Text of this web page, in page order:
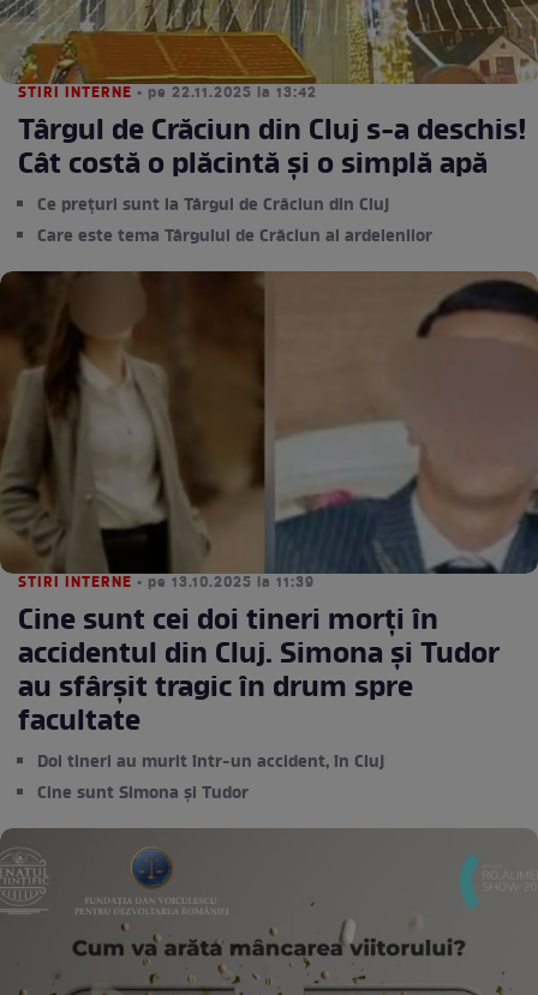
STIRI INTERNE • pe 22.11.2025 la 13:42
Târgul de Crăciun din Cluj s-a deschis!
Cât costă o plăcintă și o simplă apă
Ce prețuri sunt la Târgul de Crăciun din Cluj
Care este tema Târgului de Crăciun al ardelenilor
STIRI INTERNE • pe 13.10.2025 la 11:39
Cine sunt cei doi tineri morți în
accidentul din Cluj. Simona și Tudor
au sfârșit tragic în drum spre
facultate
Doi tineri au murit într-un accident, în Cluj
Cine sunt Simona și Tudor